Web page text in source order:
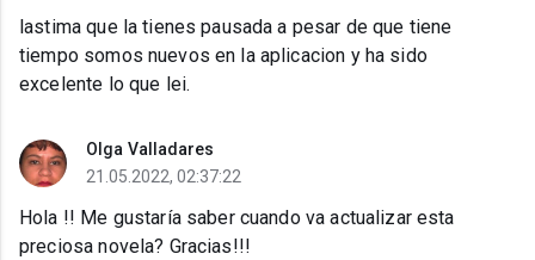
lastima que la tienes pausada a pesar de que tiene
tiempo somos nuevos en la aplicacion y ha sido
excelente lo que lei.
Olga Valladares
21.05.2022, 02:37:22
Hola !! Me gustaría saber cuando va actualizar esta
preciosa novela? Gracias!!!